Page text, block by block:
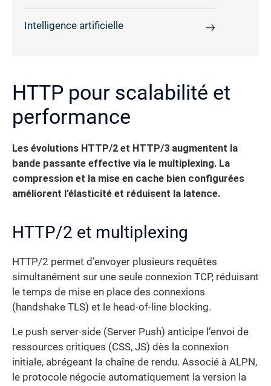
Intelligence artificielle
HTTP pour scalabilité et
performance
Les évolutions HTTP/2 et HTTP/3 augmentent la
bande passante effective via le multiplexing. La
compression et la mise en cache bien configurées
améliorent l’élasticité et réduisent la latence.
HTTP/2 et multiplexing
HTTP/2 permet d’envoyer plusieurs requêtes
simultanément sur une seule connexion TCP, réduisant
le temps de mise en place des connexions
(handshake TLS) et le head-of-line blocking.
Le push server-side (Server Push) anticipe l’envoi de
ressources critiques (CSS, JS) dès la connexion
initiale, abrégeant la chaîne de rendu. Associé à ALPN,
le protocole négocie automatiquement la version la